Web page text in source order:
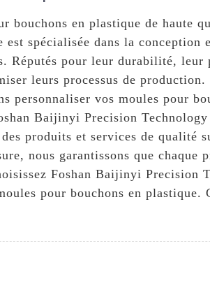
bouchons en plastique de haute
spécialisée dans la
Réputés pour leur durabilité,
leurs processus de
personnaliser vos moules pour
Baijinyi Precision
produits et services de qualité
nous garantissons que
Foshan Baijinyi Precision
pour bouchons en